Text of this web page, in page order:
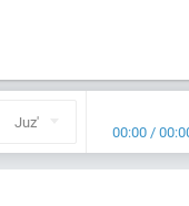
Juz' 00:00 /